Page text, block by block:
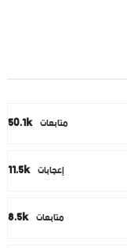
50.1k متابعات
11.5k إعجابات
8.5k متابعات